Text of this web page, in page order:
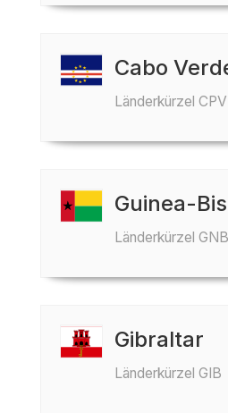
Cabo
Länderkürzel CPV
Guinea-
Länderkürzel GNB
Gibraltar
Länderkürzel GIB